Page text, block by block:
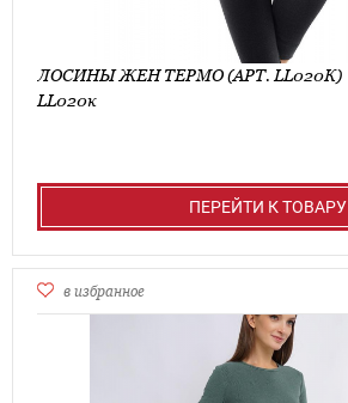
ЛОСИНЫ ЖЕН ТЕРМО (АРТ. LL020К)
LL020к
ПЕРЕЙТИ К ТОВАРУ
в избранное